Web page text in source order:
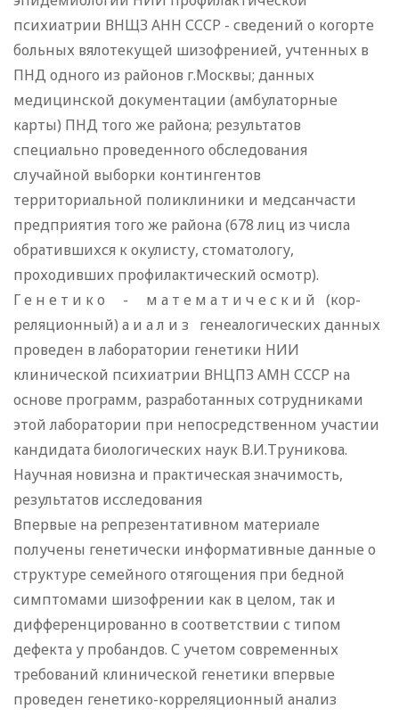
психиатрии ВНЩЗ АНН СССР - сведений о когорте
больных вялотекущей шизофренией, учтенных в
ПНД одного из районов г.Москвы; данных
медицинской документации (амбулаторные
карты) ПНД того же района; результатов
специально проведенного обследования
случайной выборки контингентов
территориальной поликлиники и медсанчасти
предприятия того же района (678 лиц из числа
обратившихся к окулисту, стоматологу,
проходивших профилактический осмотр).
Г е н е т и к о - м а т е м а т и ч е с к и й (кор-
реляционный) а и а л и з генеалогических данных
проведен в лаборатории генетики НИИ
клинической психиатрии ВНЦПЗ АМН СССР на
основе программ, разработанных сотрудниками
этой лаборатории при непосредственном участии
кандидата биологических наук В.И.Труникова.
Научная новизна и практическая значимость,
результатов исследования
Впервые на репрезентативном материале
получены генетически информативные данные о
структуре семейного отягощения при бедной
симптомами шизофрении как в целом, так и
дифференцированно в соответствии с типом
дефекта у пробандов. С учетом современных
требований клинической генетики впервые
проведен генетико-корреляционный анализ